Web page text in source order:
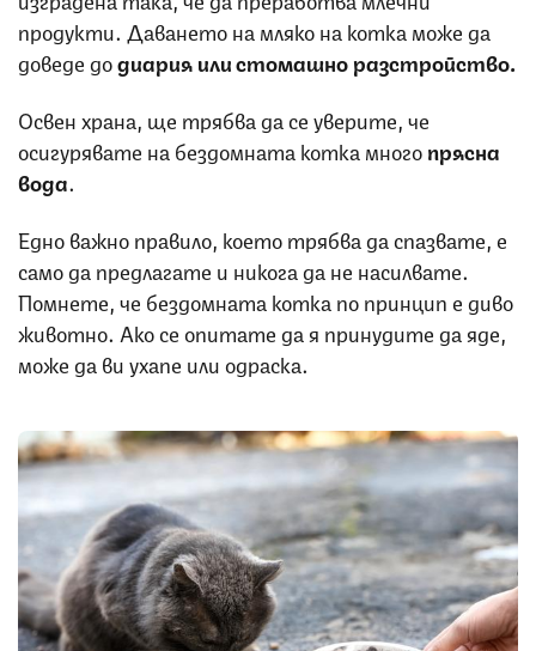
продукти. Даването на мляко на котка може да
доведе додиария или стомашно разстройство.
Освен храна, ще трябва да се уверите, че
осигурявате на бездомната котка многопрясна
вода.
Едно важно правило, което трябва да спазвате, е
само да предлагате и никога да не насилвате.
Помнете, че бездомната котка по принцип е диво
животно. Ако се опитате да я принудите да яде,
може да ви ухапе или одраска.